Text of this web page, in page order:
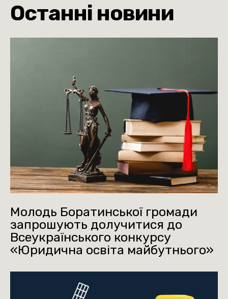
Останні новини
Молодь Боратинської громади
запрошують долучитися до
Всеукраїнського конкурсу
«Юридична освіта майбутнього»